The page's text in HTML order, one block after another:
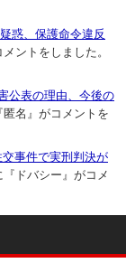
惑、保護命令違反
ントをしました。
公表の理由、今後の
匿名』がコメントを
事件で実刑判決が
『ドバシー』がコメ